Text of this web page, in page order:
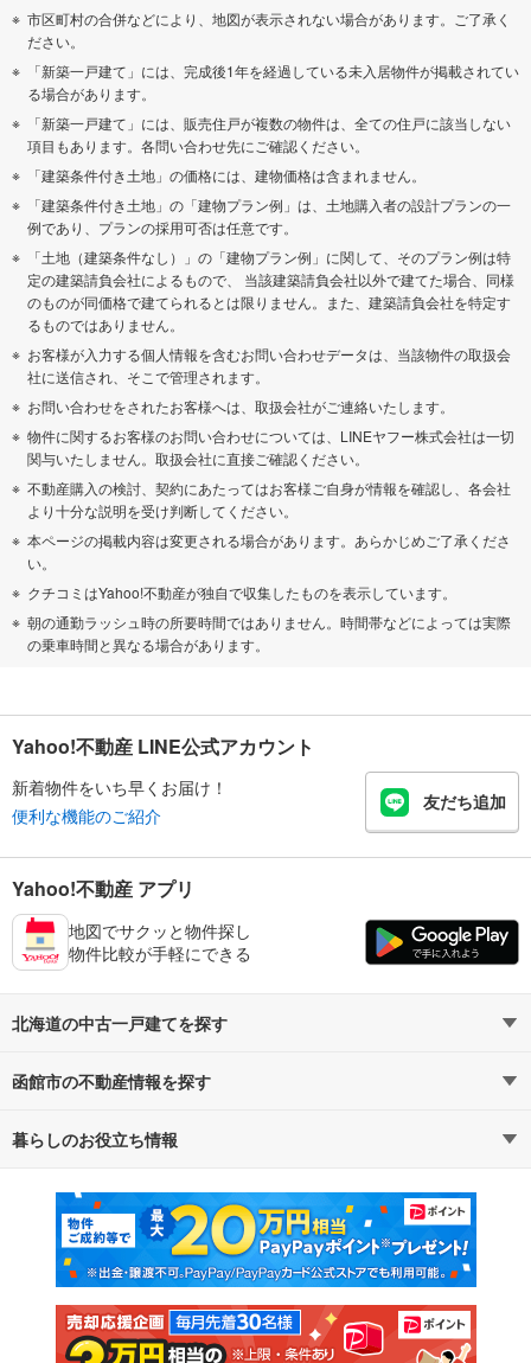
市区町村の合併などにより、地図が表示されない場合があります。ご了承く
ださい。
「新築一戸建て」には、完成後1年を経過している未入居物件が掲載されてい
る場合があります。
「新築一戸建て」には、販売住戸が複数の物件は、全ての住戸に該当しない
項目もあります。各問い合わせ先にご確認ください。
「建築条件付き土地」の価格には、建物価格は含まれません。
「建築条件付き土地」の「建物プラン例」は、土地購入者の設計プランの一
例であり、プランの採用可否は任意です。
「土地（建築条件なし）」の「建物プラン例」に関して、そのプラン例は特
定の建築請負会社によるもので、 当該建築請負会社以外で建てた場合、同様
のものが同価格で建てられるとは限りません。また、建築請負会社を特定す
るものではありません。
お客様が入力する個人情報を含むお問い合わせデータは、当該物件の取扱会
社に送信され、そこで管理されます。
お問い合わせをされたお客様へは、取扱会社がご連絡いたします。
物件に関するお客様のお問い合わせについては、LINEヤフー株式会社は一切
関与いたしません。取扱会社に直接ご確認ください。
不動産購入の検討、契約にあたってはお客様ご自身が情報を確認し、各会社
より十分な説明を受け判断してください。
本ページの掲載内容は変更される場合があります。あらかじめご了承くださ
い。
クチコミはYahoo!不動産が独自で収集したものを表示しています。
朝の通勤ラッシュ時の所要時間ではありません。時間帯などによっては実際
の乗車時間と異なる場合があります。
Yahoo!不動産 LINE公式アカウント
新着物件をいち早くお届け！
便利な機能のご紹介
友だち追加
Yahoo!不動産 アプリ
地図でサクッと物件探し
物件比較が手軽にできる
北海道の中古一戸建てを探す
路線・駅から探す
通勤・通学時間から探す
函館市の不動産情報を探す
不動産・住宅
新築マンション 中古マンション
新築一戸建て 中古一戸建て
注文住宅 土地
暮らしのお役立ち情報
マンションカタログ 教えて！住まいの先生